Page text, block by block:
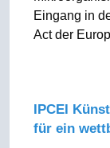
Eingang in
Act der
IPCEI
für ein